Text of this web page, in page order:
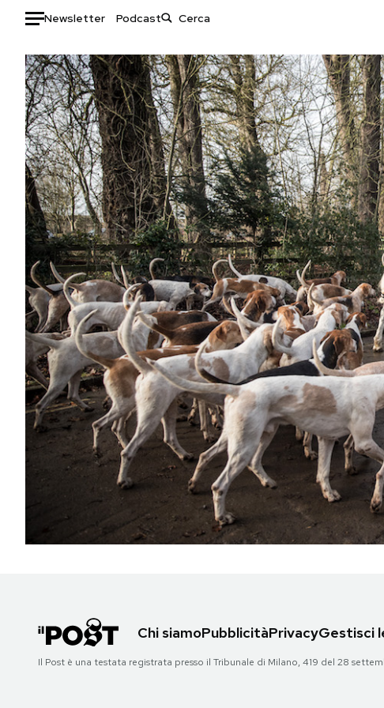
Newsletter Podcast
Auto
HOME
Italia
Mondo
Politica
Tecnologia
Internet
Scienza
Cultura
Economia
Sport
Moda
Libri
Consumismi
Storie/Idee
Ok Boomer!
Media
Europa
Altrecose
Mondiali calcio 2026
PODCAST
NEWSLETTER
I MIEI PREFERITI
SHOP
AREA PERSONALE
Chi siamoPubblicitàPrivacyGestisci
Il Post è una testata registrata presso il Tribunale di Milano, 419 del 28